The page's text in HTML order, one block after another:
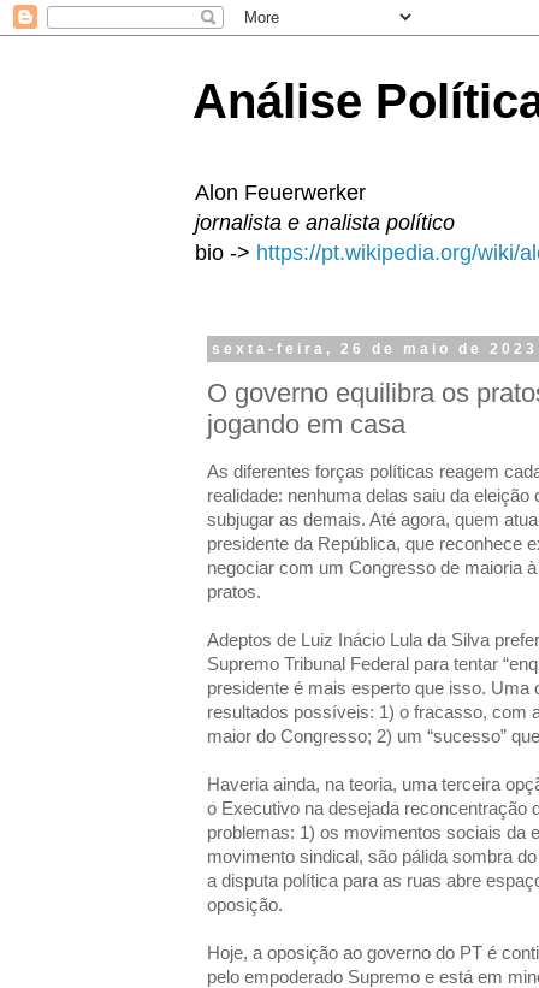
Análise
Alon Feuerwerker
jornalista e analista político
bio -> https://pt.wikipedia.org/wiki/
sexta-feira, 26 de maio de 2023
O governo equilibra os
jogando em casa
As diferentes forças políticas reagem
realidade: nenhuma delas saiu da
subjugar as demais. Até agora, quem
presidente da República, que reconhece
negociar com um Congresso de maioria
pratos.
Adeptos de Luiz Inácio Lula da Silva
Supremo Tribunal Federal para tentar
presidente é mais esperto que isso. Uma
resultados possíveis: 1) o fracasso, com
maior do Congresso; 2) um “sucesso”
Haveria ainda, na teoria, uma terceira
o Executivo na desejada reconcentração
problemas: 1) os movimentos sociais da
movimento sindical, são pálida sombra
a disputa política para as ruas abre
oposição.
Hoje, a oposição ao governo do PT é
pelo empoderado Supremo e está em